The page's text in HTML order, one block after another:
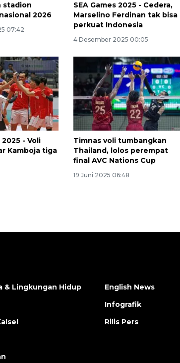
stadion
2026
07:42
SEA Games 2025 - Cedera,
Marselino Ferdinan tak bisa
perkuat Indonesia
4 Desember 2025 00:05
2025 - Voli
Kamboja tiga
Timnas voli tumbangkan
Thailand, lolos perempat
final AVC Nations Cup
19 Juni 2025 06:48
Ekonomi triwulan II-2026
tumbuh 5,29 persen
2026-08-06 18:45:00
& Lingkungan Hidup
English News
Infografik
Rilis Pers